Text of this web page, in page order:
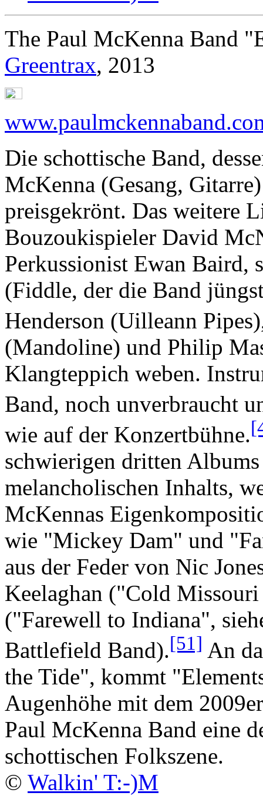
The Paul McKenna Band
Greentrax, 2013
Die schottische Band,
McKenna (Gesang,
preisgekrönt. Das weitere
Bouzoukispieler David
Perkussionist Ewan Baird,
(Fiddle, der die Band
Henderson (Uilleann
(Mandoline) und Philip
Klangteppich weben.
Band, noch unverbraucht
wie auf der Konzertbühne.
schwierigen dritten
melancholischen Inhalts,
McKennas
wie "Mickey Dam" und
aus der Feder von Nic
Keelaghan ("Cold
("Farewell to Indiana",
Battlefield Band).[51] An
the Tide", kommt
Augenhöhe mit dem
Paul McKenna Band eine
schottischen Folkszene.
© Walkin' T:-)M